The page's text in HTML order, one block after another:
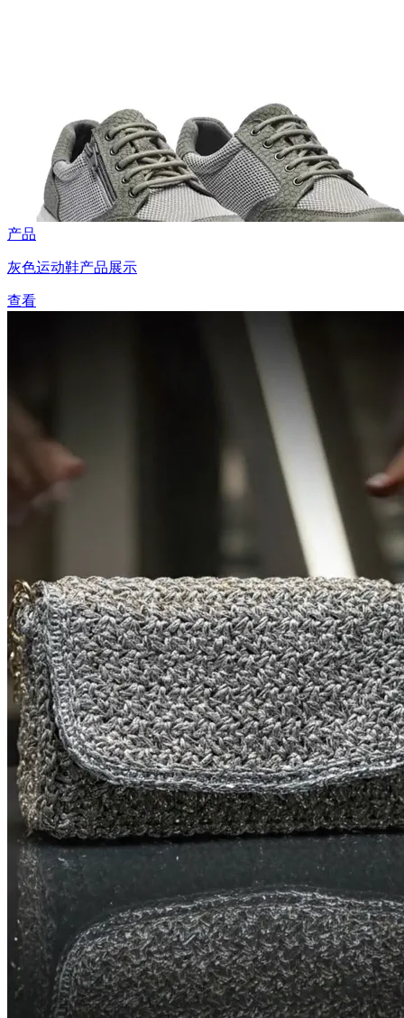
产品
灰色运动鞋产品展示
查看